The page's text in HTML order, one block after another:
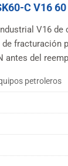
C V16 60
V16
fracturación
antes del
petroleros